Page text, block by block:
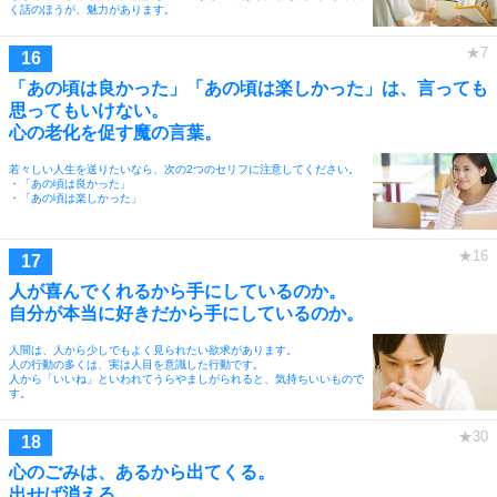
く話のほうが、魅力があります。
「あの頃は良かった」「あの頃は楽しかった」は、言っても
思ってもいけない。
心の老化を促す魔の言葉。
若々しい人生を送りたいなら、次の2つのセリフに注意してください。
・「あの頃は良かった」
・「あの頃は楽しかった」
人が喜んでくれるから手にしているのか。
自分が本当に好きだから手にしているのか。
人間は、人から少しでもよく見られたい欲求があります。
人の行動の多くは、実は人目を意識した行動です。
人から「いいね」といわれてうらやましがられると、気持ちいいもので
す。
心のごみは、あるから出てくる。